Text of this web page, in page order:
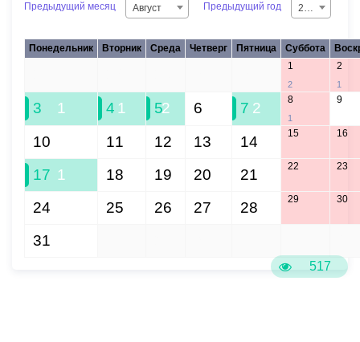
517
Предыдущий месяц Август Предыдущий год 2026
Понедельник Вторник Среда Четверг Пятница Суббота
1
2
2
1
3 1 4 1 52 6 7 2 8
1
9
10 11 12 13 14 15 16
17 1 18 19 20 21 22 23
24 25 26 27 28 29 30
31